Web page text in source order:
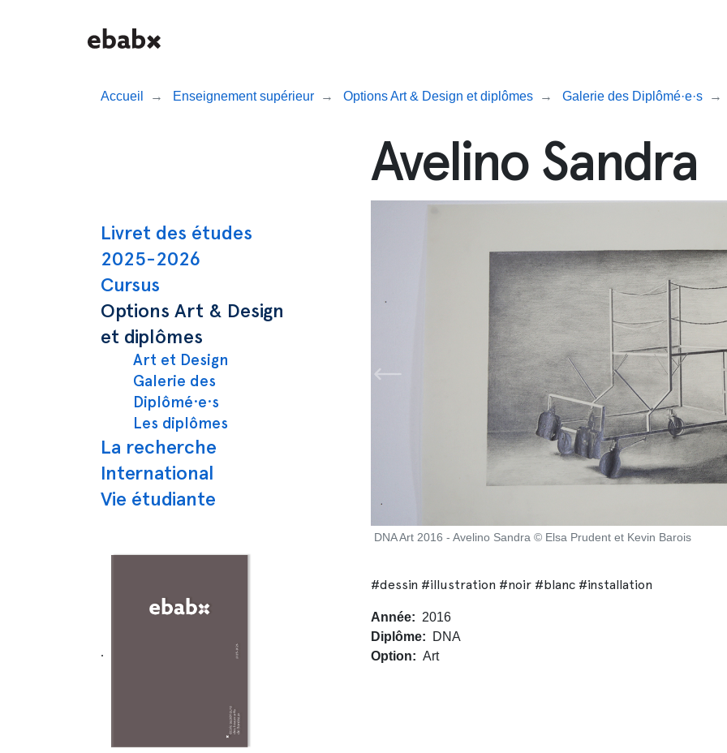
Accueil Enseignement supérieur Options Art & Design et diplômes Galerie des Diplômé·e·s
Navigation principale
Livret des études
2025-2026
Cursus
Options Art & Design
et diplômes
Art et Design
Galerie des
Diplômé·e·s
Les diplômes
La recherche
International
Vie étudiante
.
Avelino Sandra
DNA Art 2016 - Avelino Sandra © Elsa Prudent et Kevin Barois
#dessin #illustration #noir #blanc #installation
Année
2016
Diplôme
DNA
Option
Art